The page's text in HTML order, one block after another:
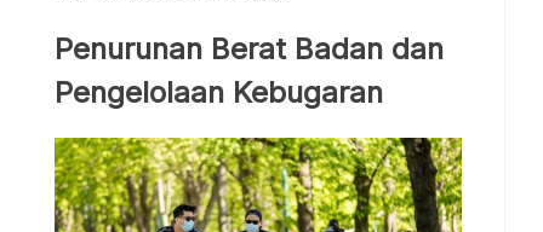
Penurunan Berat Badan dan
Pengelolaan Kebugaran